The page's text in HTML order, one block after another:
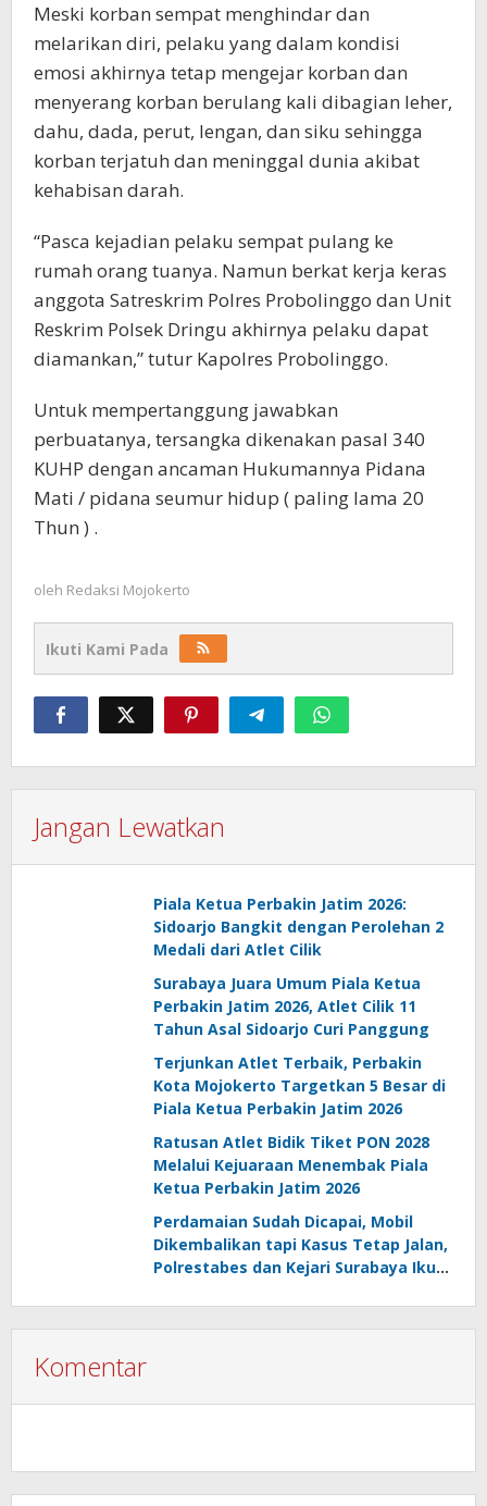
Meski korban sempat menghindar dan
melarikan diri, pelaku yang dalam kondisi
emosi akhirnya tetap mengejar korban dan
menyerang korban berulang kali dibagian leher,
dahu, dada, perut, lengan, dan siku sehingga
korban terjatuh dan meninggal dunia akibat
kehabisan darah.
“Pasca kejadian pelaku sempat pulang ke
rumah orang tuanya. Namun berkat kerja keras
anggota Satreskrim Polres Probolinggo dan Unit
Reskrim Polsek Dringu akhirnya pelaku dapat
diamankan,” tutur Kapolres Probolinggo.
Untuk mempertanggung jawabkan
perbuatanya, tersangka dikenakan pasal 340
KUHP dengan ancaman Hukumannya Pidana
Mati / pidana seumur hidup ( paling lama 20
Thun ) .
oleh Redaksi Mojokerto
Ikuti Kami Pada
Jangan Lewatkan
Piala Ketua Perbakin Jatim 2026:
Sidoarjo Bangkit dengan Perolehan 2
Medali dari Atlet Cilik
Surabaya Juara Umum Piala Ketua
Perbakin Jatim 2026, Atlet Cilik 11
Tahun Asal Sidoarjo Curi Panggung
Terjunkan Atlet Terbaik, Perbakin
Kota Mojokerto Targetkan 5 Besar di
Piala Ketua Perbakin Jatim 2026
Ratusan Atlet Bidik Tiket PON 2028
Melalui Kejuaraan Menembak Piala
Ketua Perbakin Jatim 2026
Perdamaian Sudah Dicapai, Mobil
Dikembalikan tapi Kasus Tetap Jalan,
Polrestabes dan Kejari Surabaya Ikut
Komentar